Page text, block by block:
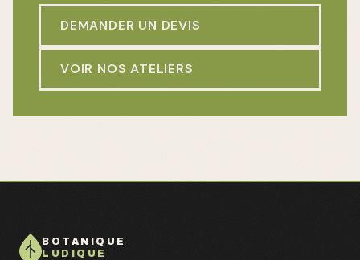
DEMANDER UN DEVIS
VOIR NOS ATELIERS
BOTANIQUE
LUDIQUE